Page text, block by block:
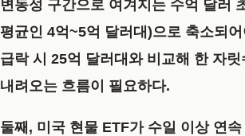
변동성 구간으로 여겨지는 수억 달러
평균인 4억~5억 달러대)으로 축소되어
급락 시 25억 달러대와 비교해 한 자릿
내려오는 흐름이 필요하다.
둘째, 미국 현물 ETF가 수일 이상 연